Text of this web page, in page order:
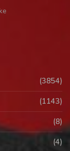
(3854)
(1143)
(8)
(4)